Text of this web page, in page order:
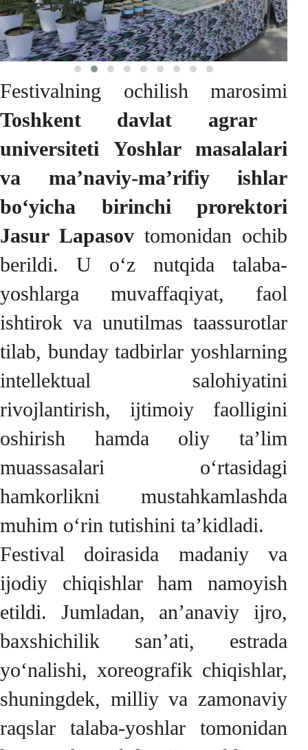
Festivalning ochilish marosimi
Toshkent davlat agrar
universiteti Yoshlar masalalari
va ma’naviy-ma’rifiy ishlar
bo‘yicha birinchi prorektori
Jasur Lapasov tomonidan ochib
berildi. U o‘z nutqida talaba-
yoshlarga muvaffaqiyat, faol
ishtirok va unutilmas taassurotlar
tilab, bunday tadbirlar yoshlarning
intellektual salohiyatini
rivojlantirish, ijtimoiy faolligini
oshirish hamda oliy ta’lim
muassasalari o‘rtasidagi
hamkorlikni mustahkamlashda
muhim o‘rin tutishini ta’kidladi.
Festival doirasida madaniy va
ijodiy chiqishlar ham namoyish
etildi. Jumladan, an’anaviy ijro,
baxshichilik san’ati, estrada
yo‘nalishi, xoreografik chiqishlar,
shuningdek, milliy va zamonaviy
raqslar talaba-yoshlar tomonidan